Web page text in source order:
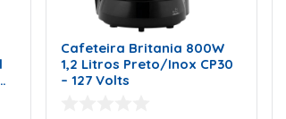
ADICIONAR AO
CARRINHO
Cafeteira Britania 800W
1,2 Litros Preto/Inox CP30
– 127 Volts